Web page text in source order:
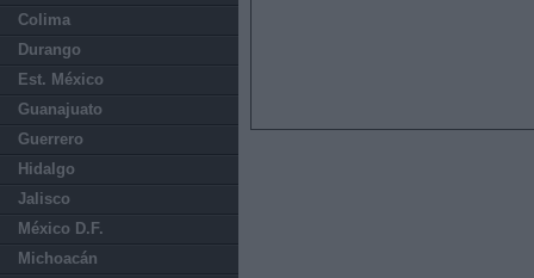
Colima
Durango
Est. México
Guanajuato
Guerrero
Hidalgo
Jalisco
México D.F.
Michoacán